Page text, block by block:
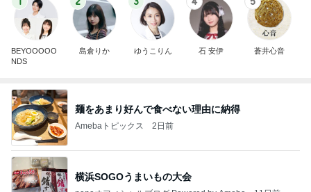
BEYOOOOO
NDS
島倉りか ゆうこりん 石 安伊 蒼井心音
麺をあまり好んで食べない理由に納得
Amebaトピックス 2日前
横浜SOGOうまいもの大会